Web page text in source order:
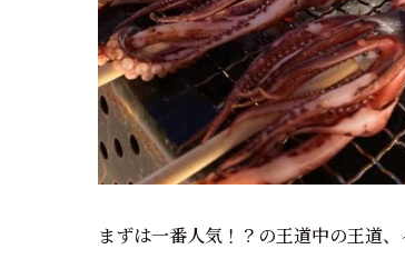
まずは一番人気！？の王道中の王道